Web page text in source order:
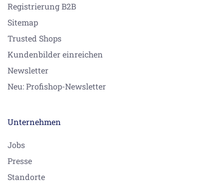
Registrierung B2B
Sitemap
Trusted Shops
Kundenbilder einreichen
Newsletter
Neu: Profishop-Newsletter
Unternehmen
Jobs
Presse
Standorte